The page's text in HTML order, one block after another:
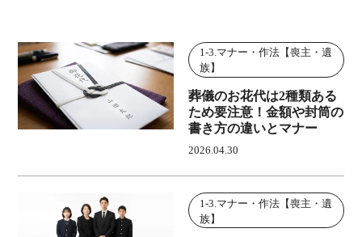
1-3.マナー・作法【喪主・遺
族】
葬儀のお花代は2種類ある
ため要注意！金額や封筒の
書き方の違いとマナー
2026.04.30
1-3.マナー・作法【喪主・遺
族】